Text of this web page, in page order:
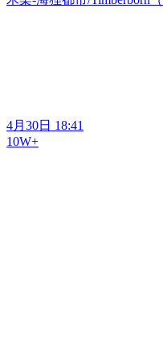
4月30日 18:41
10W+